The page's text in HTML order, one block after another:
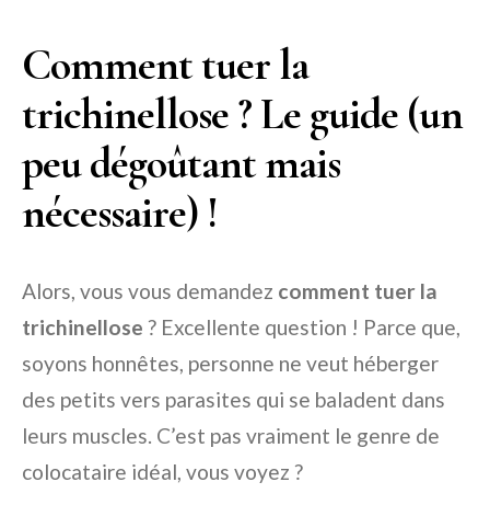
Comment tuer la
trichinellose ? Le guide (un
peu dégoûtant mais
nécessaire) !
Alors, vous vous demandez comment tuer la
trichinellose ? Excellente question ! Parce que,
soyons honnêtes, personne ne veut héberger
des petits vers parasites qui se baladent dans
leurs muscles. C’est pas vraiment le genre de
colocataire idéal, vous voyez ?